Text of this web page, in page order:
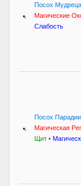
Посох Мудреца
Магические
Слабость
Посох Парадии
Магическая
Щит •